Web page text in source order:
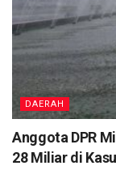
DAERAH
Anggota DPR
28 Miliar di